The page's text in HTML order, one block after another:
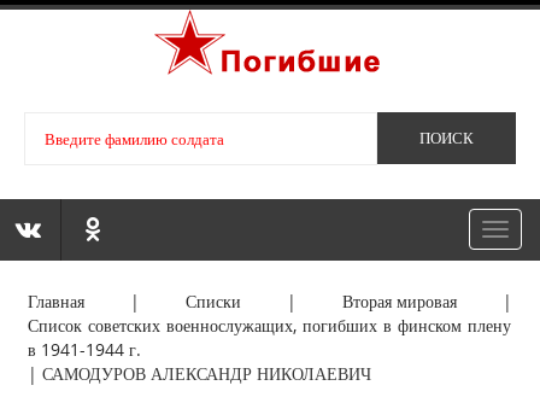
Главная |Списки | Вторая мировая|
Список советских военнослужащих, погибших в финском плену
в 1941-1944 г.
|САМОДУРОВ АЛЕКСАНДР НИКОЛАЕВИЧ